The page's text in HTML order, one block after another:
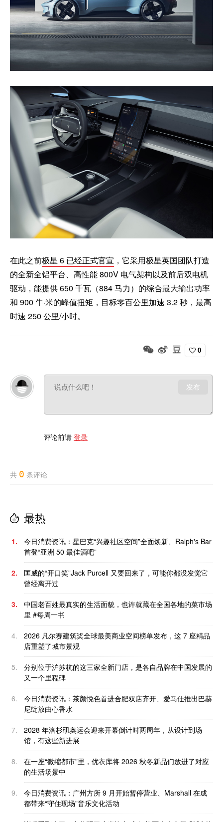
在此之前极星 6 已经正式官宣 ，它采用极星英国团队打造
的全新全铝平台、高性能 800V 电气架构以及前后双电机
驱动，能提供 650 千瓦（884 马力）的综合最大输出功率
和 900 牛·米的峰值扭矩，目标零百公里加速 3.2 秒，最高
时速 250 公里/小时。
0
发布
评论前请 登录
共 0 条评论
最热
1.
今日消费资讯：星巴克“兴趣社区空间”全面焕新、Ralph's Bar
首登“亚洲 50 最佳酒吧”
2.
匡威的“开口笑”Jack Purcell 又要回来了，可能你都没发觉它
曾经离开过
3.
中国老百姓最真实的生活面貌，也许就藏在全国各地的菜市场
里 #每周一书
4.
2026 凡尔赛建筑奖全球最美商业空间榜单发布，这 7 座精品
店重塑了城市景观
5.
分别位于沪苏杭的这三家全新门店，是各自品牌在中国发展的
又一个里程碑
6.
今日消费资讯：茶颜悦色首进合肥双店齐开、爱马仕推出巴赫
尼绽放由心香水
7.
2028 年洛杉矶奥运会迎来开幕倒计时两周年，从设计到场
馆，有这些新进展
8.
在一座“微缩都市”里，优衣库将 2026 秋冬新品们放进了对应
的生活场景中
9.
今日消费资讯：广州方所 9 月开始暂停营业、Marshall 在成
都带来“守住现场”音乐文化活动